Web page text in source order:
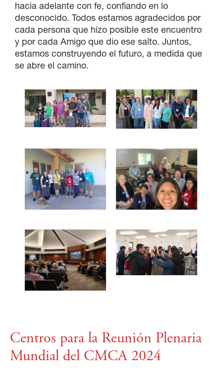
hacia adelante con fe, confiando en lo
desconocido. Todos estamos agradecidos por
cada persona que hizo posible este encuentro
y por cada Amigo que dio ese salto. Juntos,
estamos construyendo el futuro, a medida que
se abre el camino.
Centros para la Reunión Plenaria
Mundial del CMCA 2024